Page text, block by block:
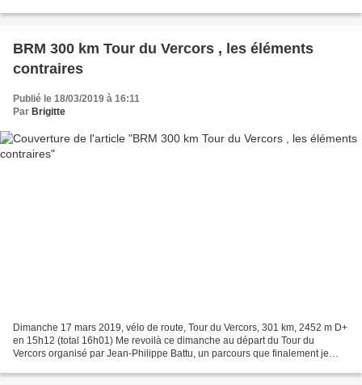
BRM 300 km Tour du Vercors , les éléments
contraires
Publié le 18/03/2019 à 16:11
Par Brigitte
Dimanche 17 mars 2019, vélo de route, Tour du Vercors, 301 km, 2452 m D+
en 15h12 (total 16h01) Me revoilà ce dimanche au départ du Tour du
Vercors organisé par Jean-Philippe Battu, un parcours que finalement je